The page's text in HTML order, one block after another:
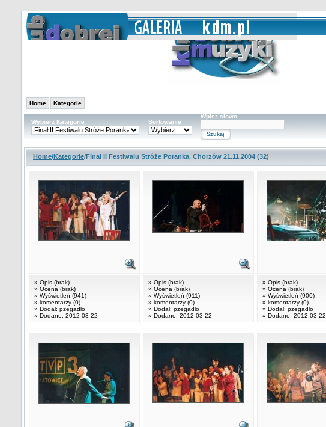
Home Kategorie
Wybierz Kategorię Sortowanie
Wpisz słowo
Home/Kategorie/Finał II Festiwalu Stróże Poranka, Chorzów 21.11.2004 (32)
» Opis (brak)
» Ocena (brak)
» Wyświetleń (941)
» komentarzy (0)
» Dodał: pzegadlo
» Dodano: 2012-03-22
» Opis (brak)
» Ocena (brak)
» Wyświetleń (911)
» komentarzy (0)
» Dodał: pzegadlo
» Dodano: 2012-03-22
» Opis (brak)
» Ocena (brak)
» Wyświetleń (900)
» komentarzy (0)
» Dodał: pzegadlo
» Dodano: 2012-03-22